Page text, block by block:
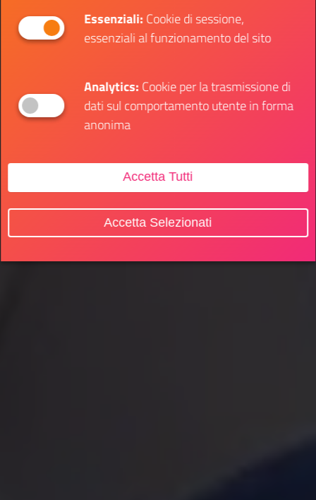
Essenziali:Cookie di sessione,
essenziali al funzionamento del sito
Analytics:Cookie per la trasmissione di
dati sul comportamento utente in forma
anonima
Accetta Tutti
Accetta Selezionati